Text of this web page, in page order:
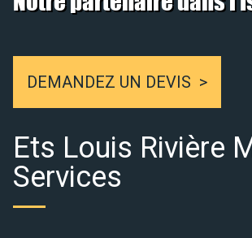
DEMANDEZ UN DEVIS
Ets Louis Rivière
Services